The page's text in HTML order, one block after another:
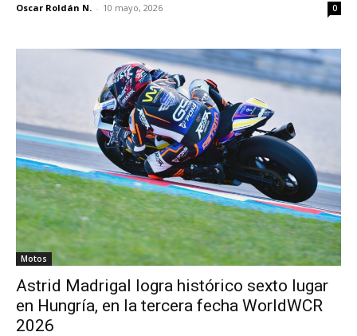
Oscar Roldán N. - 10 mayo, 2026 0
Motos
Astrid Madrigal logra histórico sexto lugar
en Hungría, en la tercera fecha WorldWCR
2026